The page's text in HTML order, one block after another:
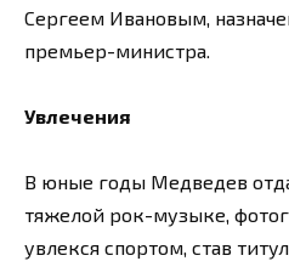
Сергеем Ивановым,
премьер-министра.
Увлечения
В юные годы Медведев
тяжелой рок-музыке,
увлекся спортом, став